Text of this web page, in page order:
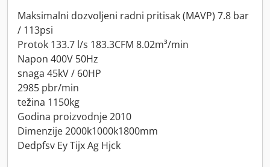
Maksimalni dozvoljeni radni pritisak (MAVP) 7.8 bar
/ 113psi
Protok 133.7 l/s 183.3CFM 8.02m³/min
Napon 400V 50Hz
snaga 45kV / 60HP
2985 pbr/min
težina 1150kg
Godina proizvodnje 2010
Dimenzije 2000k1000k1800mm
Dedpfsv Ey Tijx Ag Hjck